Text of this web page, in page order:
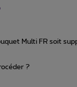
Multi FR soit
?